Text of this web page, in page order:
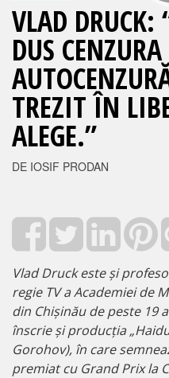
VLAD DRUCK:
DUS
TREZIT ÎN
ALEGE.”
DE IOSIF PRODAN
Vlad Druck este și
regie TV a Academiei de
din Chișinău de peste 19
înscrie și producția
Gorohov), în care
premiat cu Grand Prix la